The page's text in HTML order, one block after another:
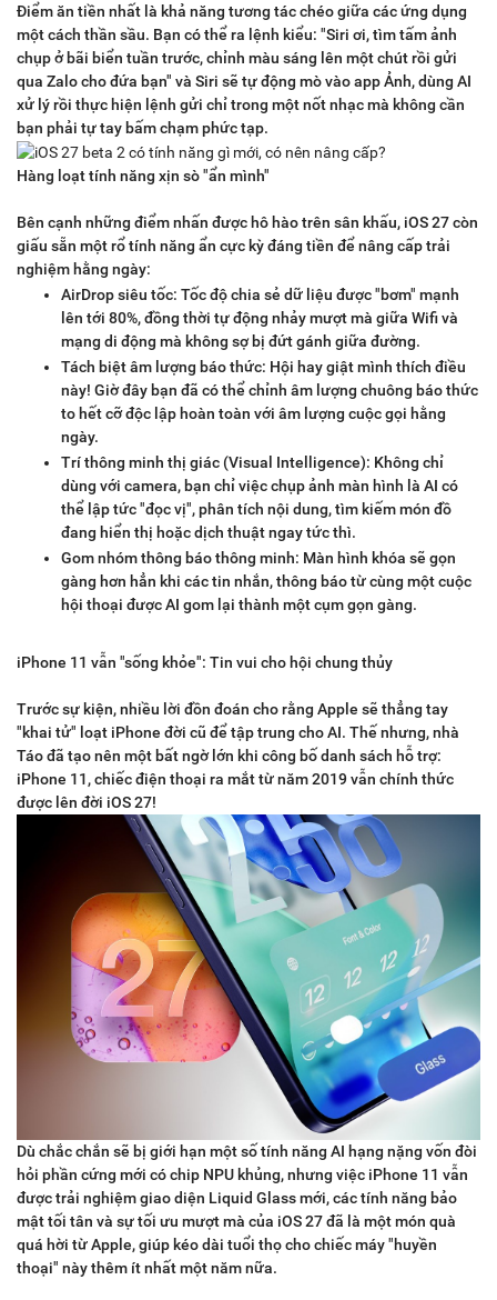
Điểm ăn tiền nhất là khả năng tương tác chéo giữa các ứng dụng
một cách thần sầu. Bạn có thể ra lệnh kiểu: "Siri ơi, tìm tấm ảnh
chụp ở bãi biển tuần trước, chỉnh màu sáng lên một chút rồi gửi
qua Zalo cho đứa bạn" và Siri sẽ tự động mò vào app Ảnh, dùng AI
xử lý rồi thực hiện lệnh gửi chỉ trong một nốt nhạc mà không cần
bạn phải tự tay bấm chạm phức tạp.
Hàng loạt tính năng xịn sò "ẩn mình"
Bên cạnh những điểm nhấn được hô hào trên sân khấu, iOS 27 còn
giấu sẵn một rổ tính năng ẩn cực kỳ đáng tiền để nâng cấp trải
nghiệm hằng ngày:
AirDrop siêu tốc: Tốc độ chia sẻ dữ liệu được "bơm" mạnh
lên tới 80%, đồng thời tự động nhảy mượt mà giữa Wifi và
mạng di động mà không sợ bị đứt gánh giữa đường.
Tách biệt âm lượng báo thức: Hội hay giật mình thích điều
này! Giờ đây bạn đã có thể chỉnh âm lượng chuông báo thức
to hết cỡ độc lập hoàn toàn với âm lượng cuộc gọi hằng
ngày.
Trí thông minh thị giác (Visual Intelligence): Không chỉ
dùng với camera, bạn chỉ việc chụp ảnh màn hình là AI có
thể lập tức "đọc vị", phân tích nội dung, tìm kiếm món đồ
đang hiển thị hoặc dịch thuật ngay tức thì.
Gom nhóm thông báo thông minh: Màn hình khóa sẽ gọn
gàng hơn hẳn khi các tin nhắn, thông báo từ cùng một cuộc
hội thoại được AI gom lại thành một cụm gọn gàng.
iPhone 11 vẫn "sống khỏe": Tin vui cho hội chung thủy
Trước sự kiện, nhiều lời đồn đoán cho rằng Apple sẽ thẳng tay
"khai tử" loạt iPhone đời cũ để tập trung cho AI. Thế nhưng, nhà
Táo đã tạo nên một bất ngờ lớn khi công bố danh sách hỗ trợ:
iPhone 11, chiếc điện thoại ra mắt từ năm 2019 vẫn chính thức
được lên đời iOS 27!
Dù chắc chắn sẽ bị giới hạn một số tính năng AI hạng nặng vốn đòi
hỏi phần cứng mới có chip NPU khủng, nhưng việc iPhone 11 vẫn
được trải nghiệm giao diện Liquid Glass mới, các tính năng bảo
mật tối tân và sự tối ưu mượt mà của iOS 27 đã là một món quà
quá hời từ Apple, giúp kéo dài tuổi thọ cho chiếc máy "huyền
thoại" này thêm ít nhất một năm nữa.